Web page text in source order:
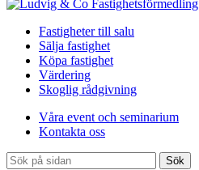
Fastigheter till salu
Sälja fastighet
Köpa fastighet
Värdering
Skoglig rådgivning
Våra event och seminarium
Kontakta oss
Sök